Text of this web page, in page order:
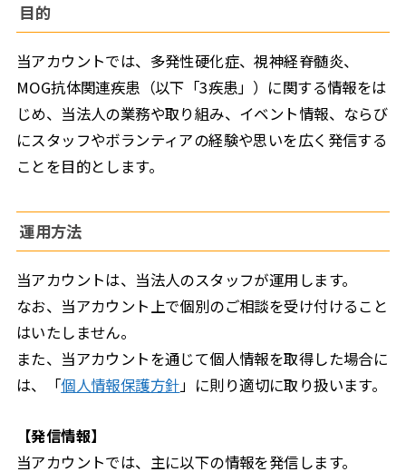
目的
当アカウントでは、多発性硬化症、視神経脊髄炎、
MOG抗体関連疾患（以下「3疾患」）に関する情報をは
じめ、当法人の業務や取り組み、イベント情報、ならび
にスタッフやボランティアの経験や思いを広く発信する
ことを目的とします。
運用方法
当アカウントは、当法人のスタッフが運用します。
なお、当アカウント上で個別のご相談を受け付けること
はいたしません。
また、当アカウントを通じて個人情報を取得した場合に
は、「個人情報保護方針」に則り適切に取り扱います。
【発信情報】
当アカウントでは、主に以下の情報を発信します。